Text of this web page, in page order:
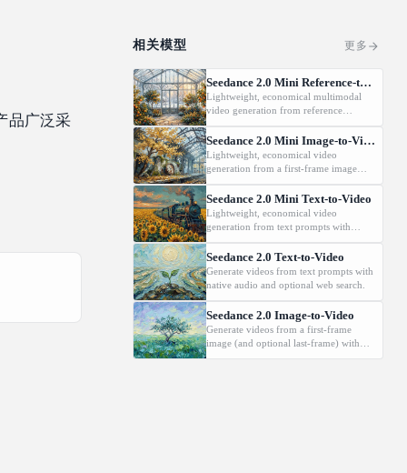
品广泛采
相关模型 更多
Seedance 2.0 Mini Reference-to-Video
Lightweight, economical multimodal
video generation from reference
images, videos, and audio with native
audio.
Seedance 2.0 Mini Image-to-Video
Lightweight, economical video
generation from a first-frame image
(and optional last-frame) with native
audio.
Seedance 2.0 Mini Text-to-Video
Lightweight, economical video
generation from text prompts with
native audio.
Seedance 2.0 Text-to-Video
Generate videos from text prompts with
native audio and optional web search.
Seedance 2.0 Image-to-Video
Generate videos from a first-frame
image (and optional last-frame) with
native audio.